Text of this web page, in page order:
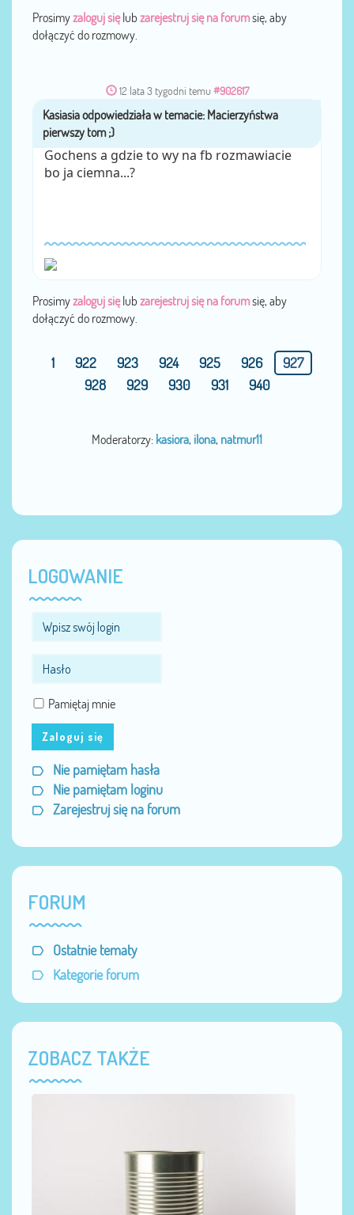
Prosimyzaloguj sięlub zarejestruj się na forumsię, aby
dołączyć do rozmowy.
12 lata 3 tygodni temu #902617
przez Kasiasia
Gochens a gdzie to wy na fb rozmawiacie
bo ja ciemna...?
Prosimyzaloguj sięlub zarejestruj się na forumsię, aby
dołączyć do rozmowy.
1 922 923 924 925 926
927
928
929 930 931 940
Moderatorzy: kasiora, ilona, natmur11
LOGOWANIE
Pamiętaj mnie
Zaloguj się
Nie pamiętam hasła
Nie pamiętam loginu
Zarejestruj się na forum
FORUM
Ostatnie tematy
Kategorie forum
ZOBACZ TAKŻE